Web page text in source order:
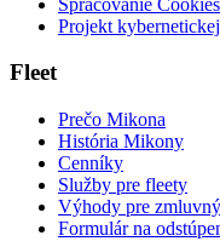
Projekt
Fleet
Prečo Mikona
História Mikony
Cenníky
Služby pre fleety
Výhody pre
Formulár na